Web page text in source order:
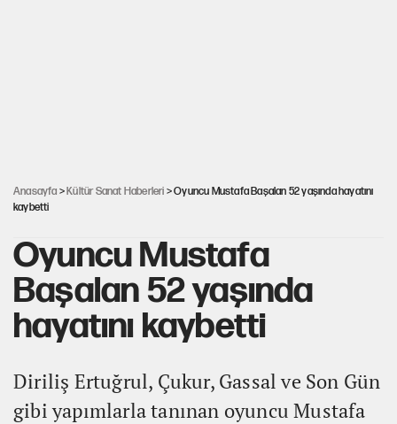
Anasayfa >Kültür Sanat Haberleri > Oyuncu Mustafa Başalan 52 yaşında hayatını
kaybetti
Oyuncu Mustafa
Başalan 52 yaşında
hayatını kaybetti
Diriliş Ertuğrul, Çukur, Gassal ve Son Gün
gibi yapımlarla tanınan oyuncu Mustafa